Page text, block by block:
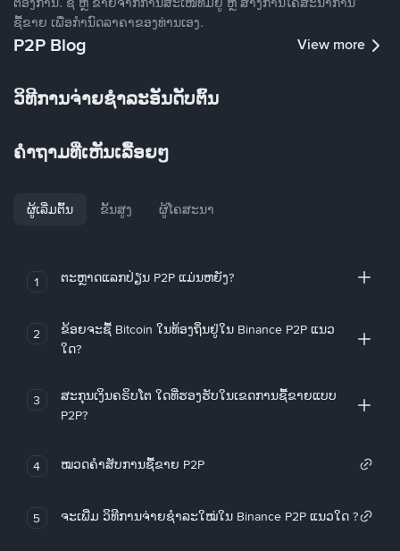
ຊື້ຂາຍ ເພື່ອກໍານົດລາຄາຂອງທ່ານເອງ.
P2P Blog View more
ວິທີການຈ່າຍຊຳລະອັນດັບຕົ້ນ
ຄໍາຖາມທີ່ເຫັນເລື້ອຍໆ
ຜູ້ເລີ່ມຕົ້ນ ຂັ້ນສູງ ຜູ້ໂຄສະນາ
1 ຕະຫຼາດແລກປ່ຽນ P2P ແມ່ນຫຍັງ?
2
ຂ້ອຍຈະຊື້ Bitcoin ໃນທ້ອງຖິ່ນຢູ່ໃນ Binance P2P ແນວ
ໃດ?
3
ສະກຸນເງິນຄຣິບໂຕ ໃດທີ່ຮອງຮັບໃນເຂດການຊື້ຂາຍແບບ
P2P?
4 ໝວດຄໍາສັບການຊື້ຂາຍ P2P
5 ຈະເພີ່ມ ວິທີການຈ່າຍຊຳລະໃໝ່ໃນ Binance P2P ແນວໃດ ?